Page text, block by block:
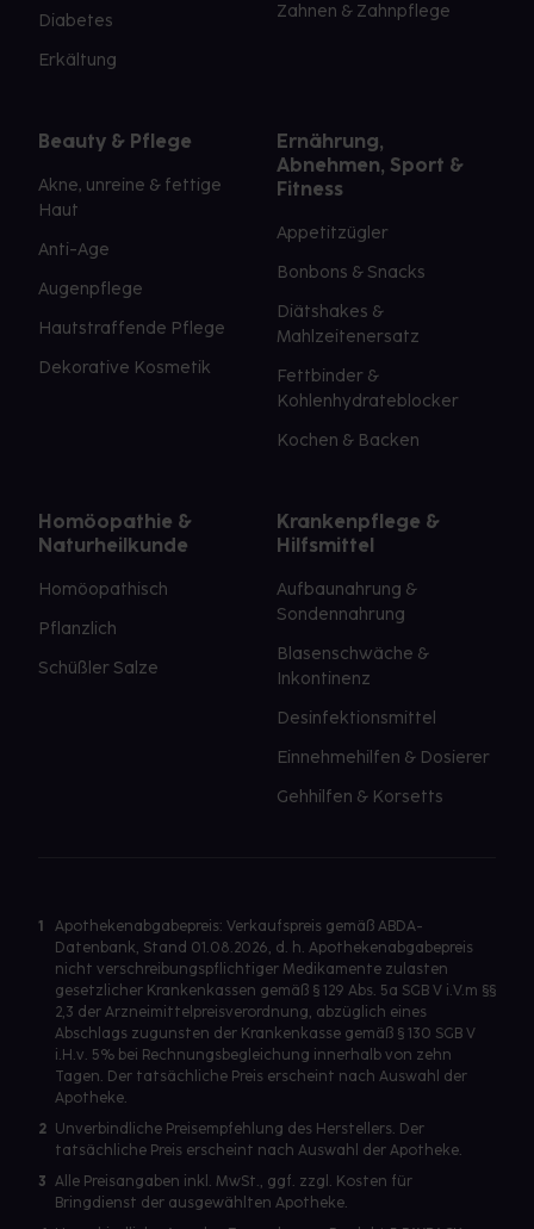
Diabetes
Erkältung
Zahnen & Zahnpflege
Beauty & Pflege
Akne, unreine & fettige
Haut
Anti-Age
Augenpflege
Hautstraffende Pflege
Dekorative Kosmetik
Ernährung,
Abnehmen, Sport &
Fitness
Appetitzügler
Bonbons & Snacks
Diätshakes &
Mahlzeitenersatz
Fettbinder &
Kohlenhydrateblocker
Kochen & Backen
Homöopathie &
Naturheilkunde
Homöopathisch
Pflanzlich
Schüßler Salze
Krankenpflege &
Hilfsmittel
Aufbaunahrung &
Sondennahrung
Blasenschwäche &
Inkontinenz
Desinfektionsmittel
Einnehmehilfen & Dosierer
Gehhilfen & Korsetts
1
Apothekenabgabepreis: Verkaufspreis gemäß ABDA-
Datenbank, Stand 01.08.2026, d. h. Apothekenabgabepreis
nicht verschreibungspflichtiger Medikamente zulasten
gesetzlicher Krankenkassen gemäß § 129 Abs. 5a SGB V i.V.m §§
2,3 der Arzneimittelpreisverordnung, abzüglich eines
Abschlags zugunsten der Krankenkasse gemäß § 130 SGB V
i.H.v. 5% bei Rechnungsbegleichung innerhalb von zehn
Tagen. Der tatsächliche Preis erscheint nach Auswahl der
Apotheke.
2 Unverbindliche Preisempfehlung des Herstellers. Der
tatsächliche Preis erscheint nach Auswahl der Apotheke.
3 Alle Preisangaben inkl. MwSt., ggf. zzgl. Kosten für
Bringdienst der ausgewählten Apotheke.